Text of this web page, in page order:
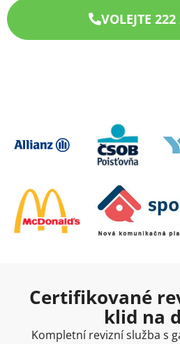
VOLEJTE
Certifikované
klid na
Kompletní revizní služba s